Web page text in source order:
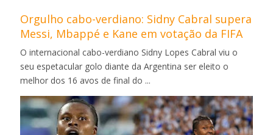
Orgulho cabo-verdiano: Sidny Cabral supera
Messi, Mbappé e Kane em votação da FIFA
O internacional cabo-verdiano Sidny Lopes Cabral viu o
seu espetacular golo diante da Argentina ser eleito o
melhor dos 16 avos de final do ...